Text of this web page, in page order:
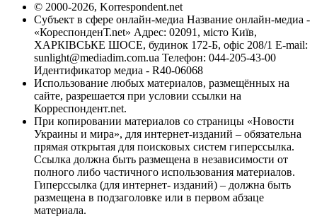
© 2000-2026, Korrespondent.net
Субъект в сфере онлайн-медиа Название онлайн-медиа -
«КореспонденТ.net» Адрес: 02091, місто Київ,
ХАРКІВСЬКЕ ШОСЕ, будинок 172-Б, офіс 208/1 E-mail:
sunlight@mediadim.com.ua Телефон: 044-205-43-00
Идентификатор медиа - R40-06068
Использование любых материалов, размещённых на
сайте, разрешается при условии ссылки на
Корреспондент.net.
При копировании материалов со страницы «Новости
Украины и мира», для интернет-изданий – обязательна
прямая открытая для поисковых систем гиперссылка.
Ссылка должна быть размещена в независимости от
полного либо частичного использования материалов.
Гиперссылка (для интернет- изданий) – должна быть
размещена в подзаголовке или в первом абзаце
материала.